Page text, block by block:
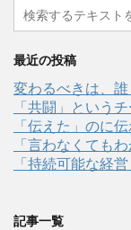
最近の投稿
変わるべきは、誰
「共闘」という
「伝えた」のに
「言わなくても
「持続可能な経
記事一覧